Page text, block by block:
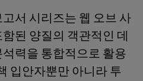
서 시리즈는 웹 오브 사
된 양질의 객관적인 데
석력을 통합적으로 활용
입안자뿐만 아니라 투